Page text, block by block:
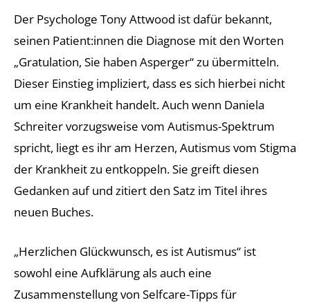
Der Psychologe Tony Attwood ist dafür bekannt,
seinen Patient:innen die Diagnose mit den Worten
„Gratulation, Sie haben Asperger“ zu übermitteln.
Dieser Einstieg impliziert, dass es sich hierbei nicht
um eine Krankheit handelt. Auch wenn Daniela
Schreiter vorzugsweise vom Autismus-Spektrum
spricht, liegt es ihr am Herzen, Autismus vom Stigma
der Krankheit zu entkoppeln. Sie greift diesen
Gedanken auf und zitiert den Satz im Titel ihres
neuen Buches.
„Herzlichen Glückwunsch, es ist Autismus“ ist
sowohl eine Aufklärung als auch eine
Zusammenstellung von Selfcare-Tipps für